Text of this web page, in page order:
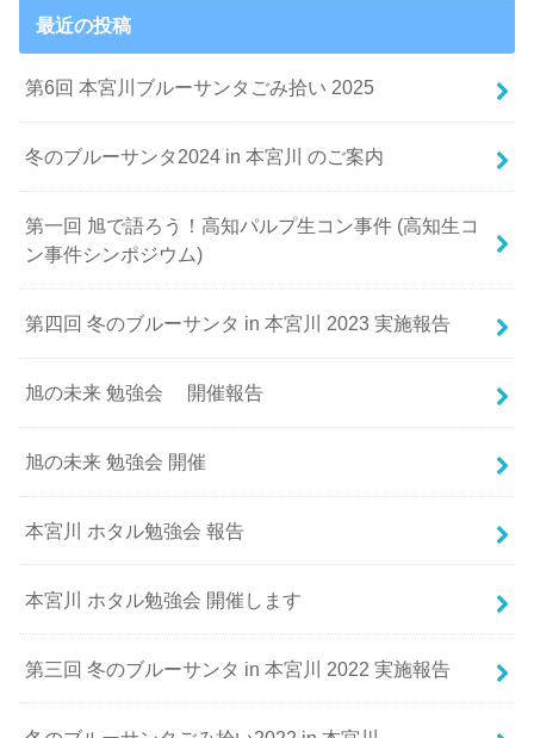
最近の投稿
第6回 本宮川ブルーサンタごみ拾い 2025
冬のブルーサンタ2024 in 本宮川 のご案内
第一回 旭で語ろう！高知パルプ生コン事件 (高知生コ
ン事件シンポジウム)
第四回 冬のブルーサンタ in 本宮川 2023 実施報告
旭の未来 勉強会 開催報告
旭の未来 勉強会 開催
本宮川 ホタル勉強会 報告
本宮川 ホタル勉強会 開催します
第三回 冬のブルーサンタ in 本宮川 2022 実施報告